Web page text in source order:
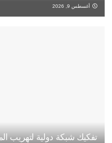
أغسطس 9, 2026
تفكيك شبكة دولية لتهريب